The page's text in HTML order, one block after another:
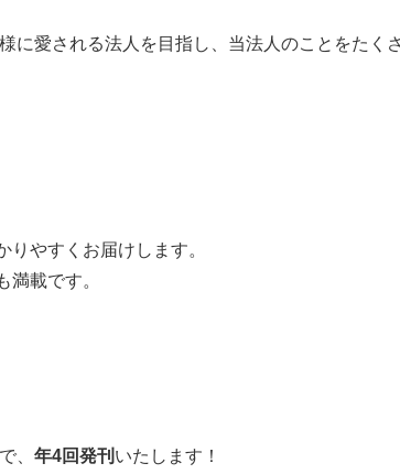
に愛される法人を目指し、当法人のことをたく
やすくお届けします。
載です。
、 年4回発刊 いたします！